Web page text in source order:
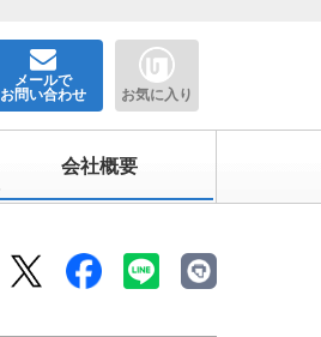
メールで
お問い合わせ お気に入り
会社概要